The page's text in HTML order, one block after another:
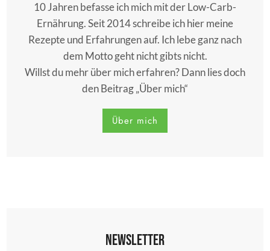
10 Jahren befasse ich mich mit der Low-Carb-
Ernährung. Seit 2014 schreibe ich hier meine
Rezepte und Erfahrungen auf. Ich lebe ganz nach
dem Motto geht nicht gibts nicht.
Willst du mehr über mich erfahren? Dann lies doch
den Beitrag „Über mich“
Über mich
Newsletter